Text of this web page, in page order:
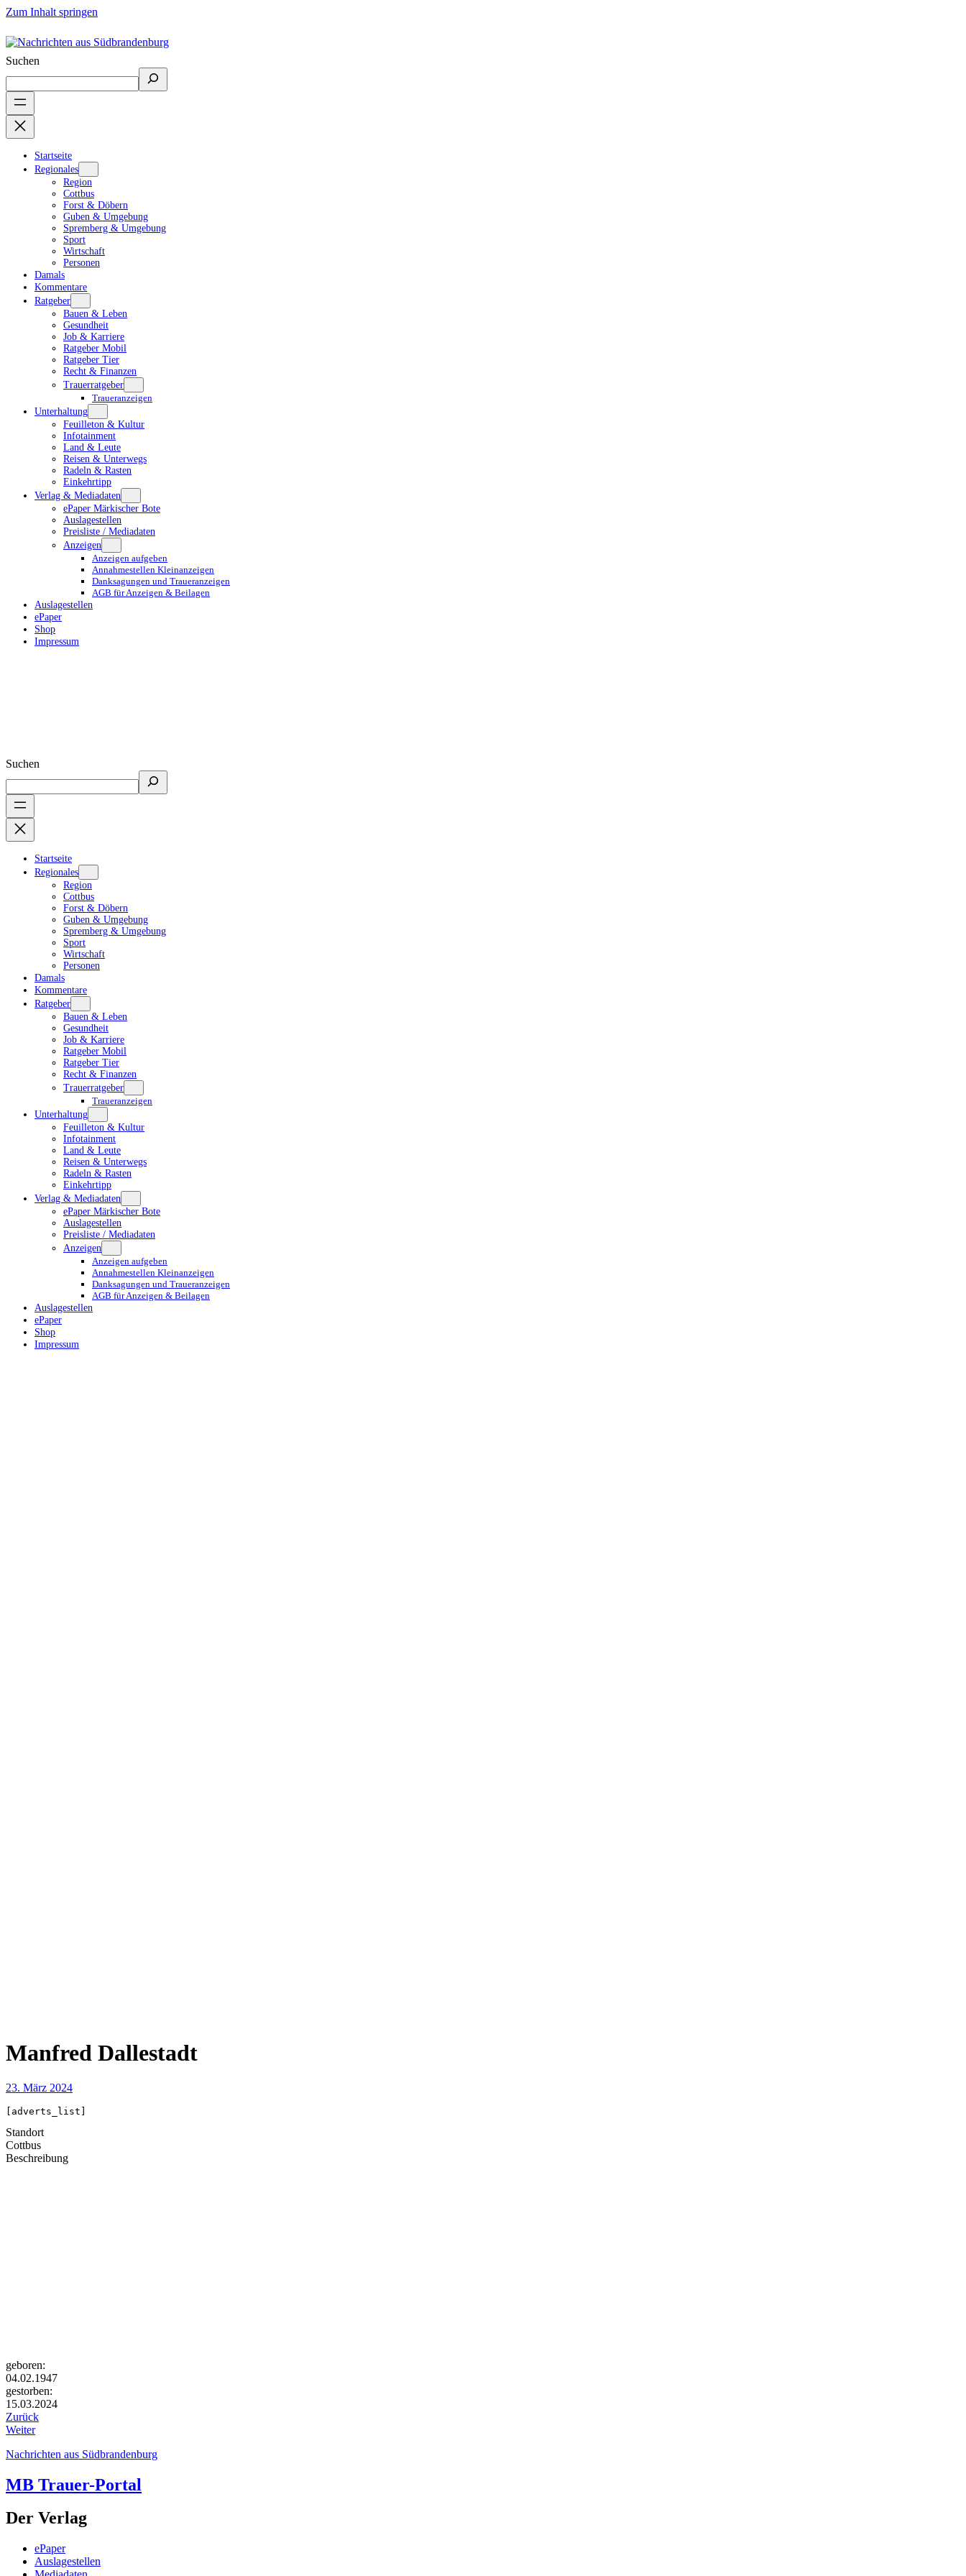
Zum Inhalt springen
Suchen
Startseite
Regionales
Region
Cottbus
Forst & Döbern
Guben & Umgebung
Spremberg & Umgebung
Sport
Wirtschaft
Personen
Damals
Kommentare
Ratgeber
Bauen & Leben
Gesundheit
Job & Karriere
Ratgeber Mobil
Ratgeber Tier
Recht & Finanzen
Trauerratgeber
Traueranzeigen
Unterhaltung
Feuilleton & Kultur
Infotainment
Land & Leute
Reisen & Unterwegs
Radeln & Rasten
Einkehrtipp
Verlag & Mediadaten
ePaper Märkischer Bote
Auslagestellen
Preisliste / Mediadaten
Anzeigen
Anzeigen aufgeben
Annahmestellen Kleinanzeigen
Danksagungen und Traueranzeigen
AGB für Anzeigen & Beilagen
Auslagestellen
ePaper
Shop
Impressum
Suchen
Startseite
Regionales
Region
Cottbus
Forst & Döbern
Guben & Umgebung
Spremberg & Umgebung
Sport
Wirtschaft
Personen
Damals
Kommentare
Ratgeber
Bauen & Leben
Gesundheit
Job & Karriere
Ratgeber Mobil
Ratgeber Tier
Recht & Finanzen
Trauerratgeber
Traueranzeigen
Unterhaltung
Feuilleton & Kultur
Infotainment
Land & Leute
Reisen & Unterwegs
Radeln & Rasten
Einkehrtipp
Verlag & Mediadaten
ePaper Märkischer Bote
Auslagestellen
Preisliste / Mediadaten
Anzeigen
Anzeigen aufgeben
Annahmestellen Kleinanzeigen
Danksagungen und Traueranzeigen
AGB für Anzeigen & Beilagen
Auslagestellen
ePaper
Shop
Impressum
Manfred Dallestadt
23. März 2024
[adverts_list]
Standort
Cottbus
Beschreibung
geboren:
04.02.1947
gestorben:
15.03.2024
Zurück
Weiter
Nachrichten aus Südbrandenburg
MB Trauer-Portal
Der Verlag
ePaper
Auslagestellen